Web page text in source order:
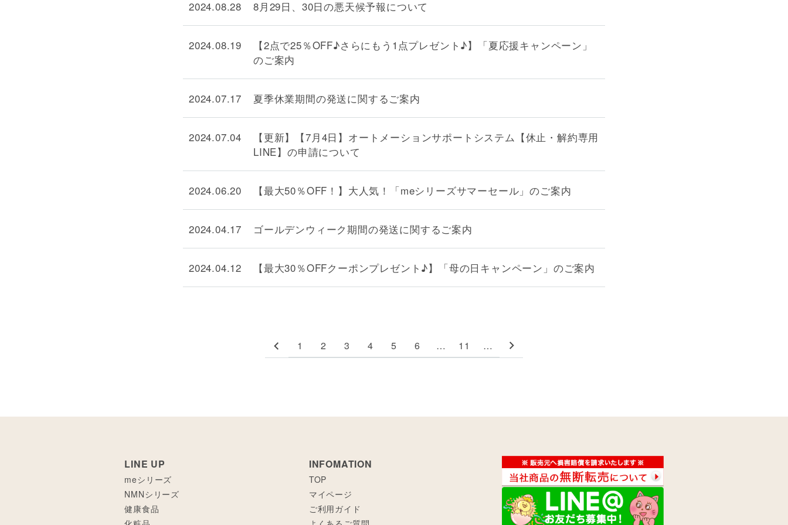
2024.08.28 8月29日、30日の悪天候予報について
2024.08.19
【2点で25％OFF♪さらにもう1点プレゼント♪】「夏応援キャンペーン」
のご案内
2024.07.17 夏季休業期間の発送に関するご案内
2024.07.04
【更新】【7月4日】オートメーションサポートシステム【休止・解約専用
LINE】の申請について
2024.06.20 【最大50％OFF！】大人気！「meシリーズサマーセール」のご案内
2024.04.17 ゴールデンウィーク期間の発送に関するご案内
2024.04.12 【最大30％OFFクーポンプレゼント♪】「母の日キャンペーン」のご案内
1 2 3 4 5 6 … 11 …
LINE UP
meシリーズ
NMNシリーズ
健康食品
INFOMATION
TOP
マイページ
ご利用ガイド